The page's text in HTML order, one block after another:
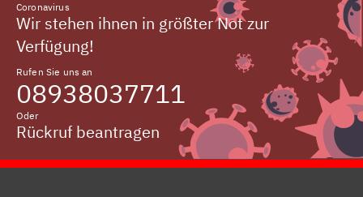
Coronavirus
Wir stehen ihnen in größter Not zur
Verfügung!
Rufen Sie uns an
08938037711
Oder
Rückruf beantragen